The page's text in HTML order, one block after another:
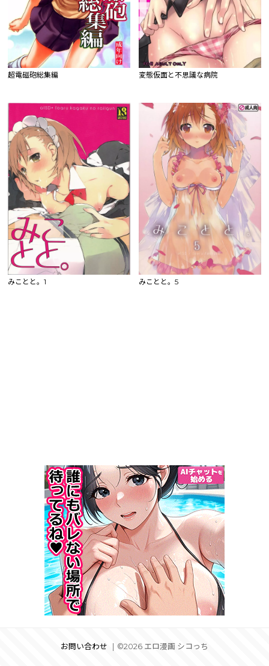
超電磁砲総集編 変態仮面と不思議な病院
みことと。1 みことと。5
お問い合わせ ©2026 エロ漫画 シコっち